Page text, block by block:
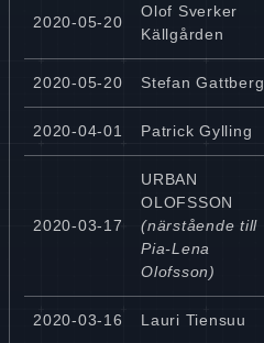
2020-05-20
Olof Sverker
Källgården
2020-05-20 Stefan Gattberg
2020-04-01 Patrick Gylling
2020-03-17
URBAN
OLOFSSON
(närstående till
Pia-Lena
Olofsson)
2020-03-16 Lauri Tiensuu